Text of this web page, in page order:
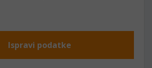
Ispravi podatke